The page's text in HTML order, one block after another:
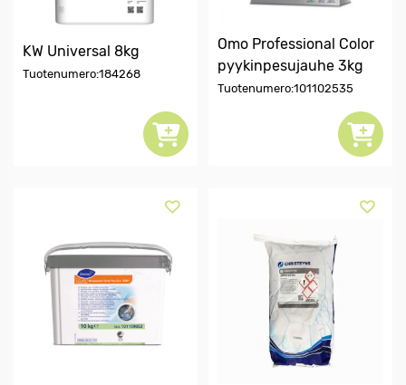
KW Universal 8kg
Tuotenumero:184268
Omo Professional Color
pyykinpesujauhe 3kg
Tuotenumero:101102535